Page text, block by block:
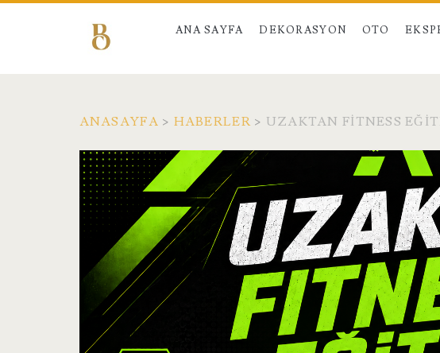
ANA SAYFA DEKORASYON OTO
ANASAYFA > HABERLER> UZAKTAN FITNESS